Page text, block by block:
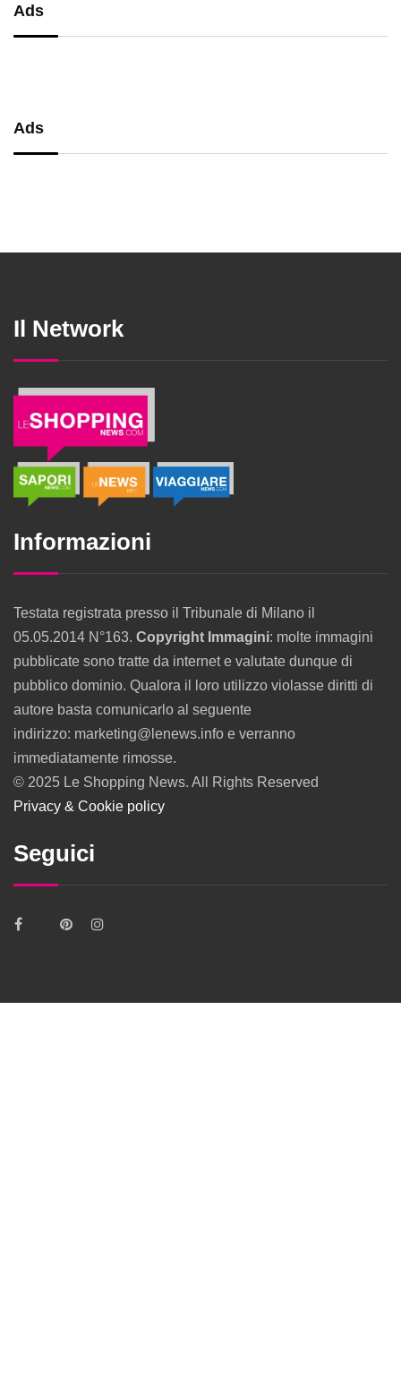
Ads
Ads
Il Network
Informazioni
Testata registrata presso il Tribunale di Milano il
05.05.2014 N°163. Copyright Immagini: molte immagini
pubblicate sono tratte da internet e valutate dunque di
pubblico dominio. Qualora il loro utilizzo violasse diritti di
autore basta comunicarlo al seguente
indirizzo: marketing@lenews.info e verranno
immediatamente rimosse.
© 2025 Le Shopping News. All Rights Reserved
Privacy & Cookie policy
Seguici